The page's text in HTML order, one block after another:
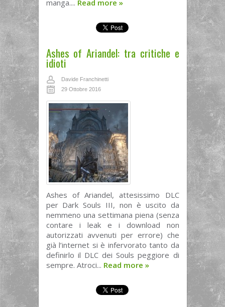
manga.... Read more »
Ashes of Ariandel: tra critiche e
idioti
Davide Franchinetti
29 Ottobre 2016
Ashes of Ariandel, attesissimo DLC
per Dark Souls III, non è uscito da
nemmeno una settimana piena (senza
contare i leak e i download non
autorizzati avvenuti per errore) che
già l’internet si è infervorato tanto da
definirlo il DLC dei Souls peggiore di
sempre. Atroci... Read more »